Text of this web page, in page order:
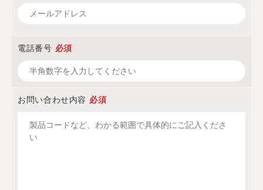
電話番号 必須
お問い合わせ内容 必須